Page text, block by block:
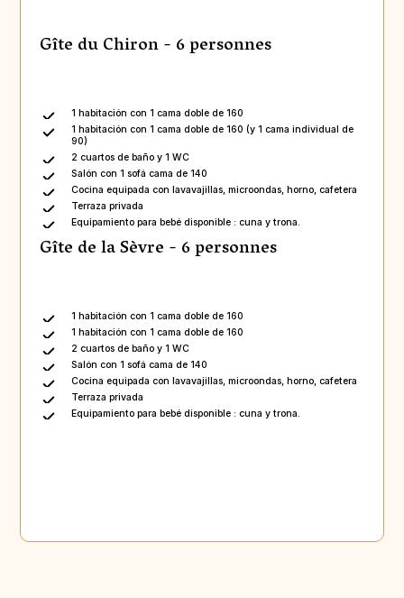
Gîte du Chiron - 6 personnes
1 habitación con 1 cama doble de 160
1 habitación con 1 cama doble de 160 (y 1 cama individual de
90)
2 cuartos de baño y 1 WC
Salón con 1 sofá cama de 140
Cocina equipada con lavavajillas, microondas, horno, cafetera
Terraza privada
Equipamiento para bebé disponible : cuna y trona.
Gîte de la Sèvre - 6 personnes
1 habitación con 1 cama doble de 160
1 habitación con 1 cama doble de 160
2 cuartos de baño y 1 WC
Salón con 1 sofá cama de 140
Cocina equipada con lavavajillas, microondas, horno, cafetera
Terraza privada
Equipamiento para bebé disponible : cuna y trona.